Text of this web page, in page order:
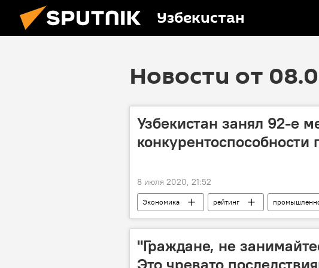
Узбекистан
Новости от
Узбекистан занял 92-е
8 июля 2020, 21:52
Экономика рейтинг
"Граждане, не